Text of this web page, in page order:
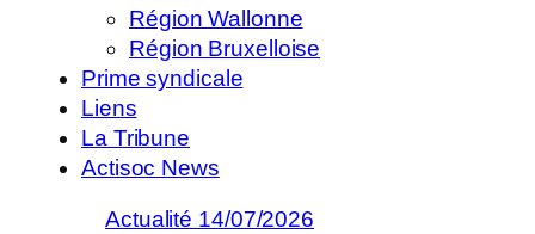
Région Wallonne
Région Bruxelloise
Prime syndicale
Liens
La Tribune
Actisoc News
Actualité 14/07/2026